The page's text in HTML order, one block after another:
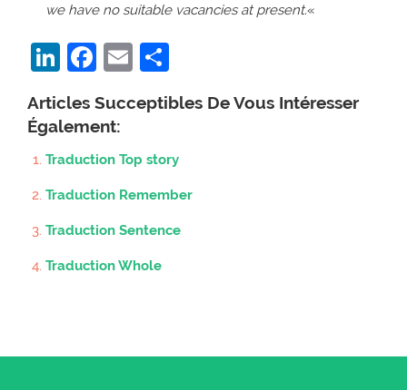
we have no suitable vacancies at present.«
LinkedIn
Facebook
Email
Articles Succeptibles De Vous Intéresser
Également:
Traduction Top story
Traduction Remember
Traduction Sentence
Traduction Whole